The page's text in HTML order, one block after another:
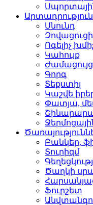
Արտադրություն
Սնունդ­
Ոգելիչ
Կահույք­
Ժամացույց­
Գորգ­
Տեքստիլ­
Կաշվե
Փատյա,
Բանկեր,
Տուրիզմ­
Ծաղկի
Ֆուրշետ­